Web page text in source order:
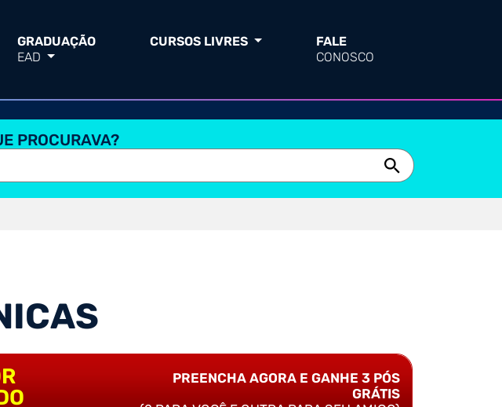
GRADUAÇÃO
EAD
CURSOS LIVRES
FALE
CONOSCO
PROCURAVA?
PREENCHA AGORA E GANHE 3 PÓS
GRÁTIS